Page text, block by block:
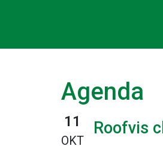
Agenda
11
OKT
Roofvis